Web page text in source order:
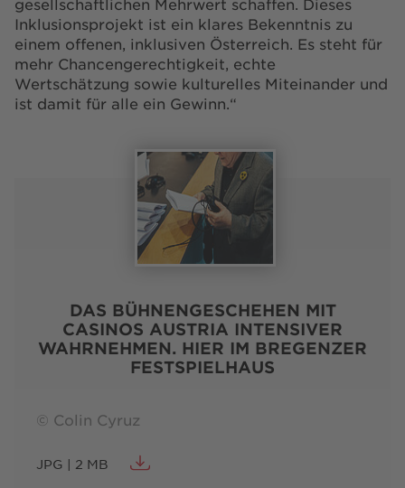
gesellschaftlichen Mehrwert schaffen. Dieses
Inklusionsprojekt ist ein klares Bekenntnis zu
einem offenen, inklusiven Österreich. Es steht für
mehr Chancengerechtigkeit, echte
Wertschätzung sowie kulturelles Miteinander und
ist damit für alle ein Gewinn.“
DAS BÜHNENGESCHEHEN MIT
CASINOS AUSTRIA INTENSIVER
WAHRNEHMEN. HIER IM BREGENZER
FESTSPIELHAUS
© Colin Cyruz
JPG | 2 MB